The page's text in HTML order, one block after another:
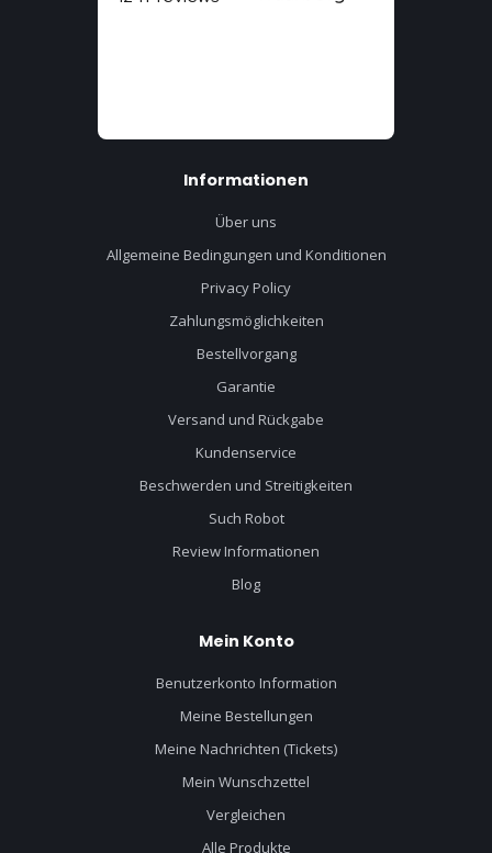
Informationen
Über uns
Allgemeine Bedingungen und Konditionen
Privacy Policy
Zahlungsmöglichkeiten
Bestellvorgang
Garantie
Versand und Rückgabe
Kundenservice
Beschwerden und Streitigkeiten
Such Robot
Review Informationen
Blog
Mein Konto
Benutzerkonto Information
Meine Bestellungen
Meine Nachrichten (Tickets)
Mein Wunschzettel
Vergleichen
Alle Produkte